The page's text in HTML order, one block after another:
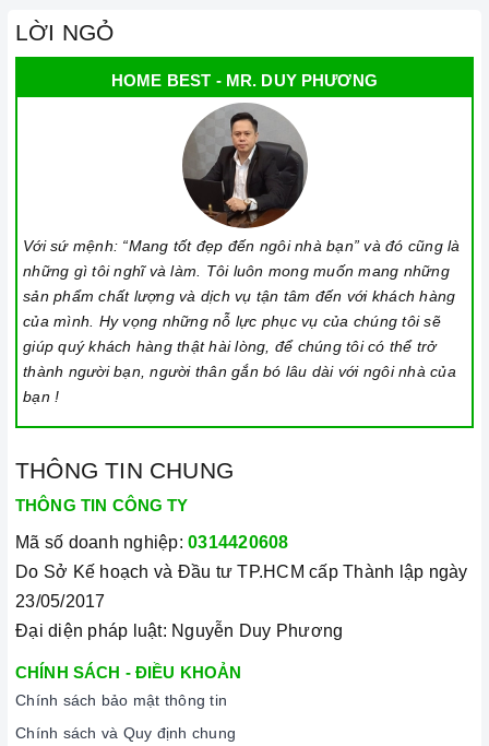
lắp đặt, chế độ bảo hành chính hãng, hậu mãi chuyên
và không gặp bất kỳ khó khăn nào trong quá trình sử dụng
Vận chuyển lắp đặt nhanh chóng:Đội ngũ tư vấn viên,
nhân viên và kỹ thuật viên chuyên nghiệp, tận tâm sẽ đồng
hành cùng quý khách trong quá trình mua sắm và sử dụng
sản phẩm.
đa dạng các dòng bếp gas CANZY
lượng và nguồn gốc sản phẩm chính hãng. Chúng tôi tự tin
mang đến cho quý khách hàng dịch vụ chăm sóc khách hàng
tận tâm và chính sách bảo hành, hậu mãi chuyên nghiệp nhất.
Xem thêm tại đây:
chữa thiết bị nhà bếp cao cấp
LỜI NGỎ
HOME BEST - MR. DUY PHƯƠNG
Với sứ mệnh: “Mang tốt đẹp đến ngôi nhà bạn” và đó cũng là
những gì tôi nghĩ và làm. Tôi luôn mong muốn mang những
sản phẩm chất lượng và dịch vụ tận tâm đến với khách hàng
của mình. Hy vọng những nỗ lực phục vụ của chúng tôi sẽ
giúp quý khách hàng thật hài lòng, để chúng tôi có thể trở
thành người bạn, người thân gắn bó lâu dài với ngôi nhà của
bạn !
THÔNG TIN CHUNG
THÔNG TIN CÔNG TY
Mã số doanh nghiệp: 0314420608
Do Sở Kế hoạch và Đầu tư TP.HCM cấp Thành lập ngày
23/05/2017
Đại diện pháp luật: Nguyễn Duy Phương
CHÍNH SÁCH - ĐIỀU KHOẢN
Chính sách bảo mật thông tin
Chính sách và Quy định chung